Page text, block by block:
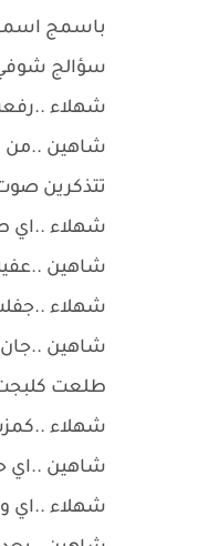
باسمج
سؤالج شوفي
شهلاء
شاهين ..من
تتذكرين
شهلاء ..اي
شاهين
شهلاء
شاهين ..جان
طلعت كلبجت
شهلاء
شاهين ..اي
شهلاء ..اي